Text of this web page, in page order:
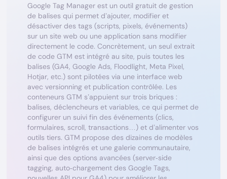
Google Tag Manager est un outil gratuit de gestion
de balises qui permet d’ajouter, modifier et
désactiver des tags (scripts, pixels, événements)
sur un site web ou une application sans modifier
directement le code. Concrètement, un seul extrait
de code GTM est intégré au site, puis toutes les
balises (GA4, Google Ads, Floodlight, Meta Pixel,
Hotjar, etc.) sont pilotées via une interface web
avec versionning et publication contrôlée. Les
conteneurs GTM s’appuient sur trois briques :
balises, déclencheurs et variables, ce qui permet de
configurer un suivi fin des événements (clics,
formulaires, scroll, transactions…) et d’alimenter vos
outils tiers. GTM propose des dizaines de modèles
de balises intégrés et une galerie communautaire,
ainsi que des options avancées (server‑side
tagging, auto‑chargement des Google Tags,